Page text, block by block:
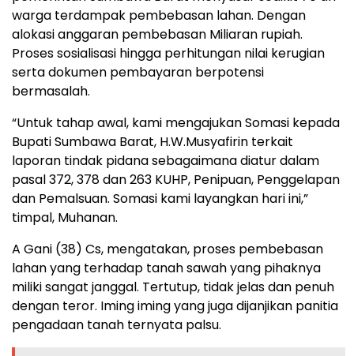
warga terdampak pembebasan lahan. Dengan
alokasi anggaran pembebasan Miliaran rupiah.
Proses sosialisasi hingga perhitungan nilai kerugian
serta dokumen pembayaran berpotensi
bermasalah.
“Untuk tahap awal, kami mengajukan Somasi kepada
Bupati Sumbawa Barat, H.W.Musyafirin terkait
laporan tindak pidana sebagaimana diatur dalam
pasal 372, 378 dan 263 KUHP, Penipuan, Penggelapan
dan Pemalsuan. Somasi kami layangkan hari ini,”
timpal, Muhanan.
A Gani (38) Cs, mengatakan, proses pembebasan
lahan yang terhadap tanah sawah yang pihaknya
miliki sangat janggal. Tertutup, tidak jelas dan penuh
dengan teror. Iming iming yang juga dijanjikan panitia
pengadaan tanah ternyata palsu.